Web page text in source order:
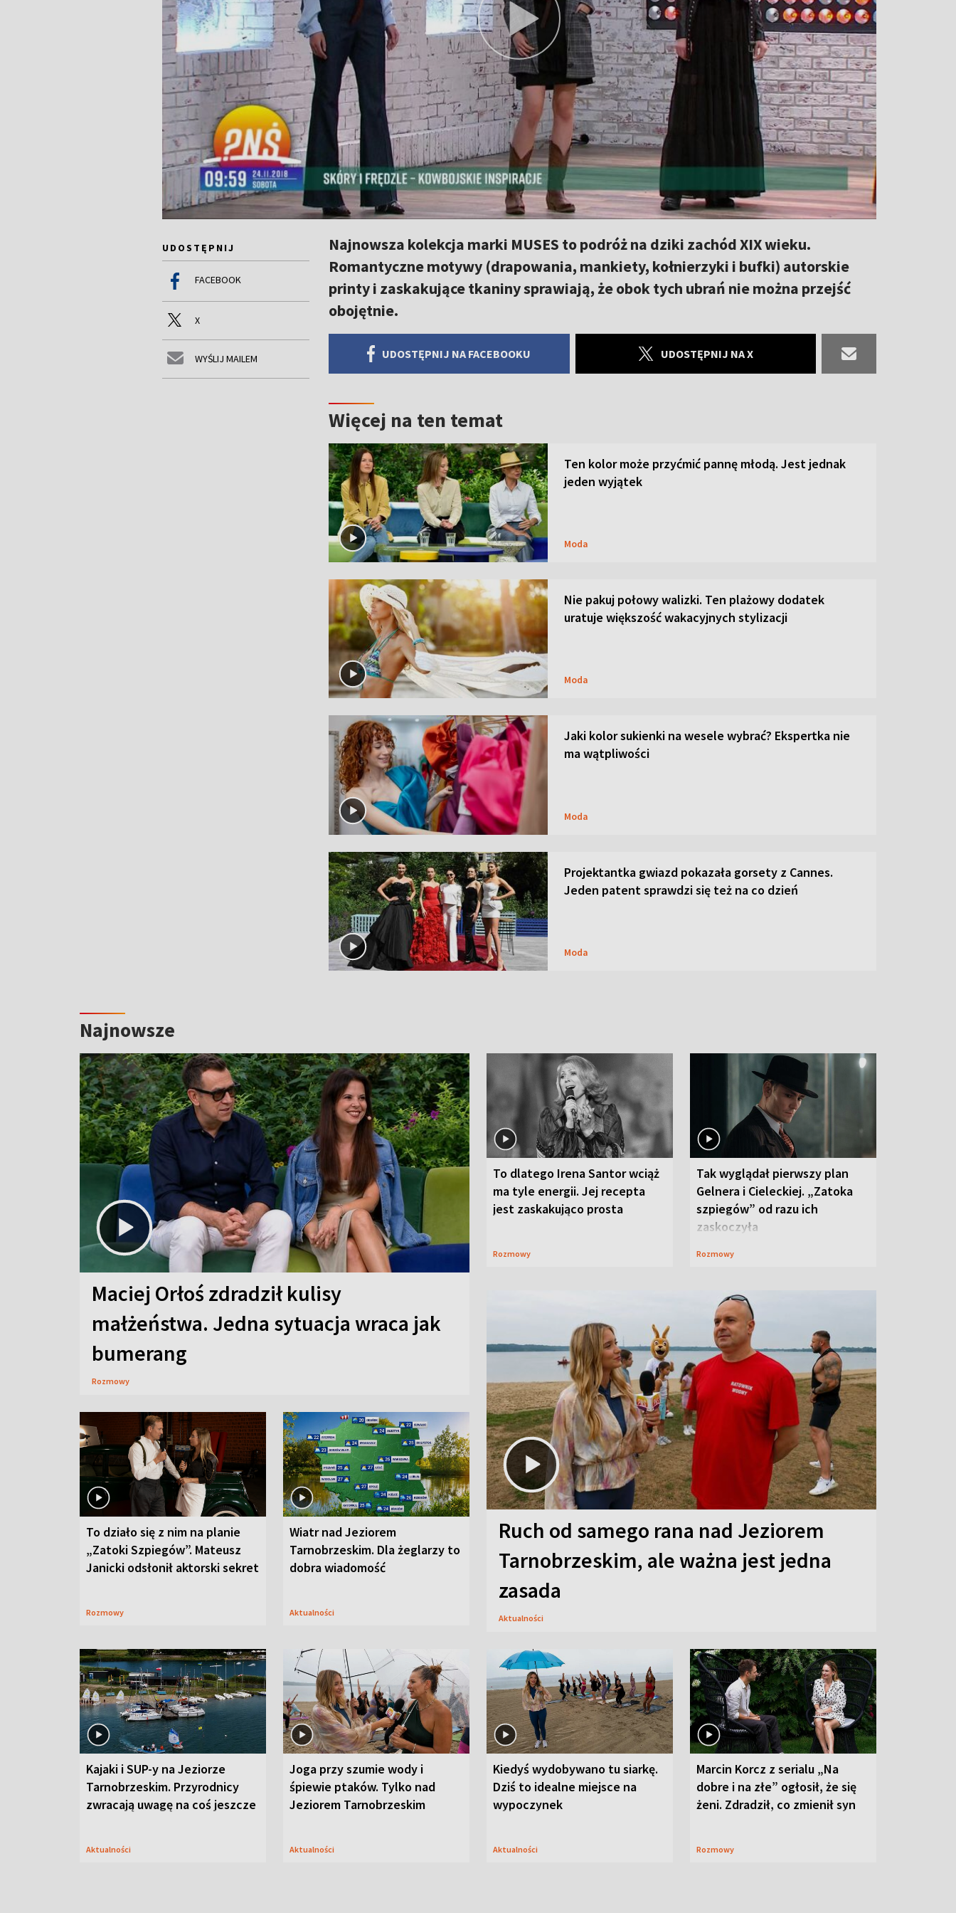
UDOSTĘPNIJ
FACEBOOK
X
WYŚLIJ MAILEM
Najnowsza kolekcja marki MUSES to podróż na dziki zachód XIX wieku.
Romantyczne motywy (drapowania, mankiety, kołnierzyki i bufki) autorskie
printy i zaskakujące tkaniny sprawiają, że obok tych ubrań nie można przejść
obojętnie.
UDOSTĘPNIJ NA FACEBOOKU UDOSTĘPNIJ NA X
Więcej na ten temat
Ten kolor może przyćmić pannę młodą. Jest jednak
jeden wyjątek
Moda
Nie pakuj połowy walizki. Ten plażowy dodatek
uratuje większość wakacyjnych stylizacji
Moda
Jaki kolor sukienki na wesele wybrać? Ekspertka nie
ma wątpliwości
Moda
Projektantka gwiazd pokazała gorsety z Cannes.
Jeden patent sprawdzi się też na co dzień
Moda
Najnowsze
Maciej Orłoś zdradził kulisy
małżeństwa. Jedna sytuacja wraca jak
bumerang
Rozmowy
To dlatego Irena Santor wciąż
ma tyle energii. Jej recepta
jest zaskakująco prosta
Rozmowy
Tak wyglądał pierwszy plan
Gelnera i Cieleckiej. „Zatoka
szpiegów” od razu ich
zaskoczyła
Rozmowy
To działo się z nim na planie
„Zatoki Szpiegów”. Mateusz
Janicki odsłonił aktorski sekret
Rozmowy
Wiatr nad Jeziorem
Tarnobrzeskim. Dla żeglarzy to
dobra wiadomość
Aktualności
Ruch od samego rana nad Jeziorem
Tarnobrzeskim, ale ważna jest jedna
zasada
Aktualności
Kajaki i SUP-y na Jeziorze
Tarnobrzeskim. Przyrodnicy
zwracają uwagę na coś jeszcze
Aktualności
Joga przy szumie wody i
śpiewie ptaków. Tylko nad
Jeziorem Tarnobrzeskim
Aktualności
Kiedyś wydobywano tu siarkę.
Dziś to idealne miejsce na
wypoczynek
Aktualności
Marcin Korcz z serialu „Na
dobre i na złe” ogłosił, że się
żeni. Zdradził, co zmienił syn
Rozmowy